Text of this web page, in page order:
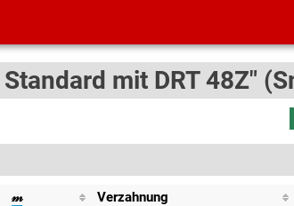
mit DRT 48Z"
𝓂 Verzahnung